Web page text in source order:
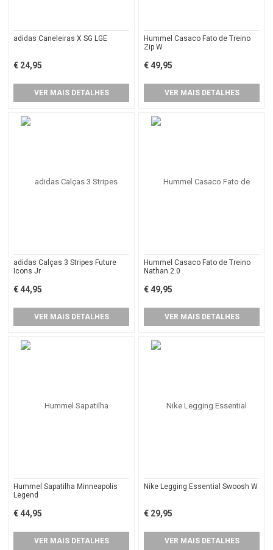
adidas Caneleiras X SG LGE
€ 24,95
VER MAIS DETALHES
Hummel Casaco Fato de Treino
Zip W
€ 49,95
VER MAIS DETALHES
adidas Calças 3 Stripes Future
Icons Jr
€ 44,95
VER MAIS DETALHES
Hummel Casaco Fato de Treino
Nathan 2.0
€ 49,95
VER MAIS DETALHES
Hummel Sapatilha Minneapolis
Legend
€ 44,95
VER MAIS DETALHES
Nike Legging Essential Swoosh W
€ 29,95
VER MAIS DETALHES